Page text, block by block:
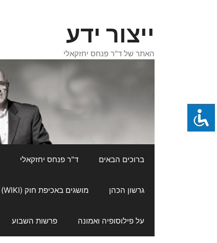
ייצור ידע
האתר של ד"ר פנחס יחזקאלי
ברוכים הבאים ד"ר פנחס יחזקאלי
גרשון הכהן מושגים באכיפת חוק (WIKI)
על פילוסופיה ואמונה פרשות השבוע